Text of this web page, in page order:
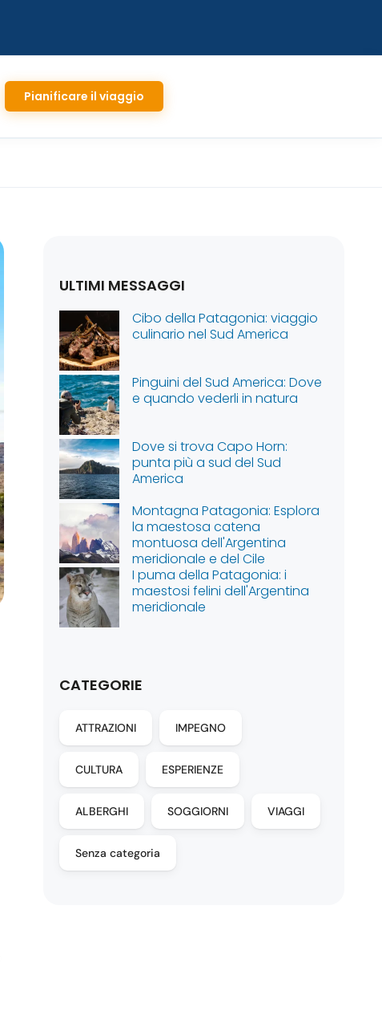
Pianificare il viaggio
ULTIMI MESSAGGI
Cibo della Patagonia: viaggio
culinario nel Sud America
Pinguini del Sud America: Dove
e quando vederli in natura
Dove si trova Capo Horn:
punta più a sud del Sud
America
Montagna Patagonia: Esplora
la maestosa catena
montuosa dell'Argentina
meridionale e del Cile
I puma della Patagonia: i
maestosi felini dell'Argentina
meridionale
CATEGORIE
ATTRAZIONI IMPEGNO
CULTURA ESPERIENZE
ALBERGHI SOGGIORNI VIAGGI
Senza categoria